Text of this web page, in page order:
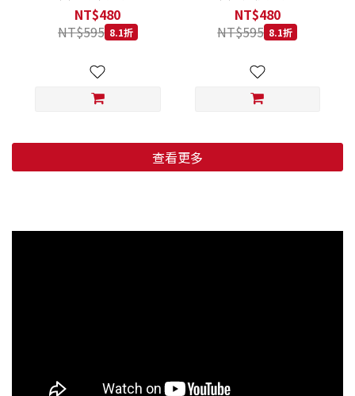
低穀鱈魚甜橙 小顆粒 800G
NT$480
NT$595 8.1折
羊肉藍莓 小顆粒 800G
NT$480
NT$595 8.1折
查看更多